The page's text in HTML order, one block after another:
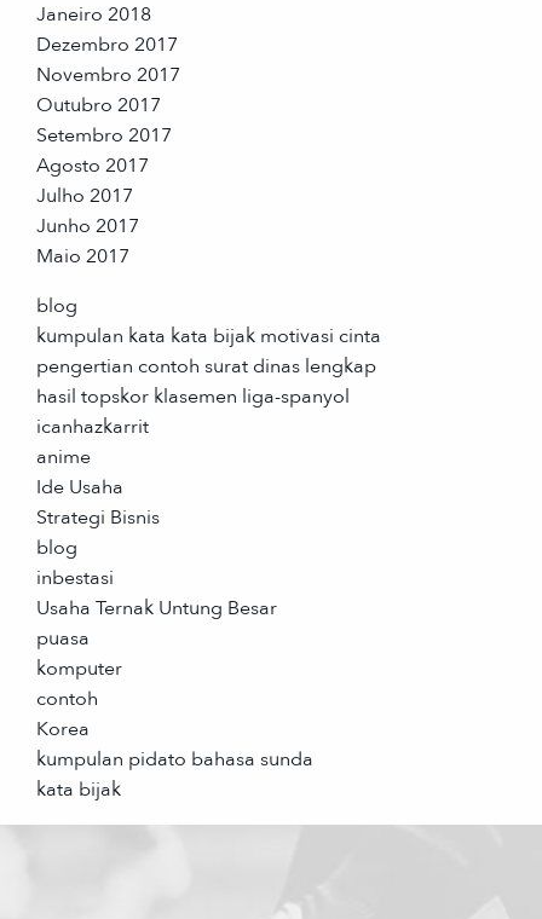
Janeiro 2018
Dezembro 2017
Novembro 2017
Outubro 2017
Setembro 2017
Agosto 2017
Julho 2017
Junho 2017
Maio 2017
blog
kumpulan kata kata bijak motivasi cinta
pengertian contoh surat dinas lengkap
hasil topskor klasemen liga-spanyol
icanhazkarrit
anime
Ide Usaha
Strategi Bisnis
blog
inbestasi
Usaha Ternak Untung Besar
puasa
komputer
contoh
Korea
kumpulan pidato bahasa sunda
kata bijak